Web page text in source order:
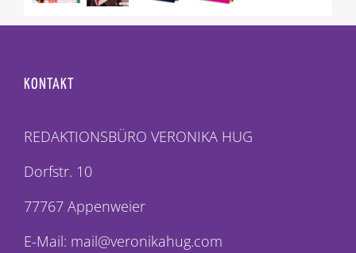
KONTAKT
REDAKTIONSBÜRO VERONIKA HUG
Dorfstr. 10
77767 Appenweier
E-Mail: mail@veronikahug.com